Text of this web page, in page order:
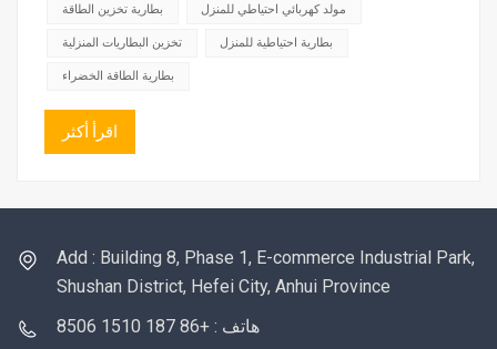
بطارية تخزين الطاقة مولد كهربائي احتياطي للمنزل
تخزين البطاريات المنزلية بطارية احتياطية للمنزل
بطارية الطاقة الخضراء
اقرأ أكثر
Add : Building 8, Phase 1, E-commerce Industrial Park,
Shushan District, Hefei City, Anhui Province
هاتف : +86 187 1510 8506